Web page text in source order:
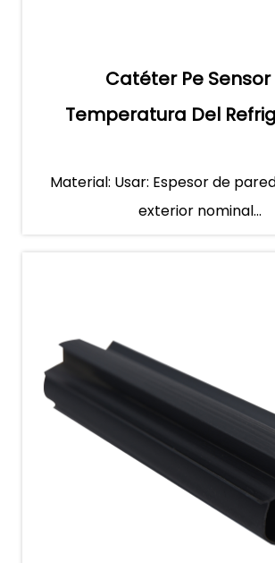
Catéter Pe Sensor
Temperatura Del
Material: Usar: Espesor de pared: Diámetro
exterior nominal...